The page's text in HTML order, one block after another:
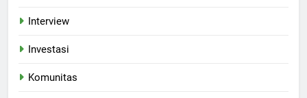
Interview
Investasi
Komunitas